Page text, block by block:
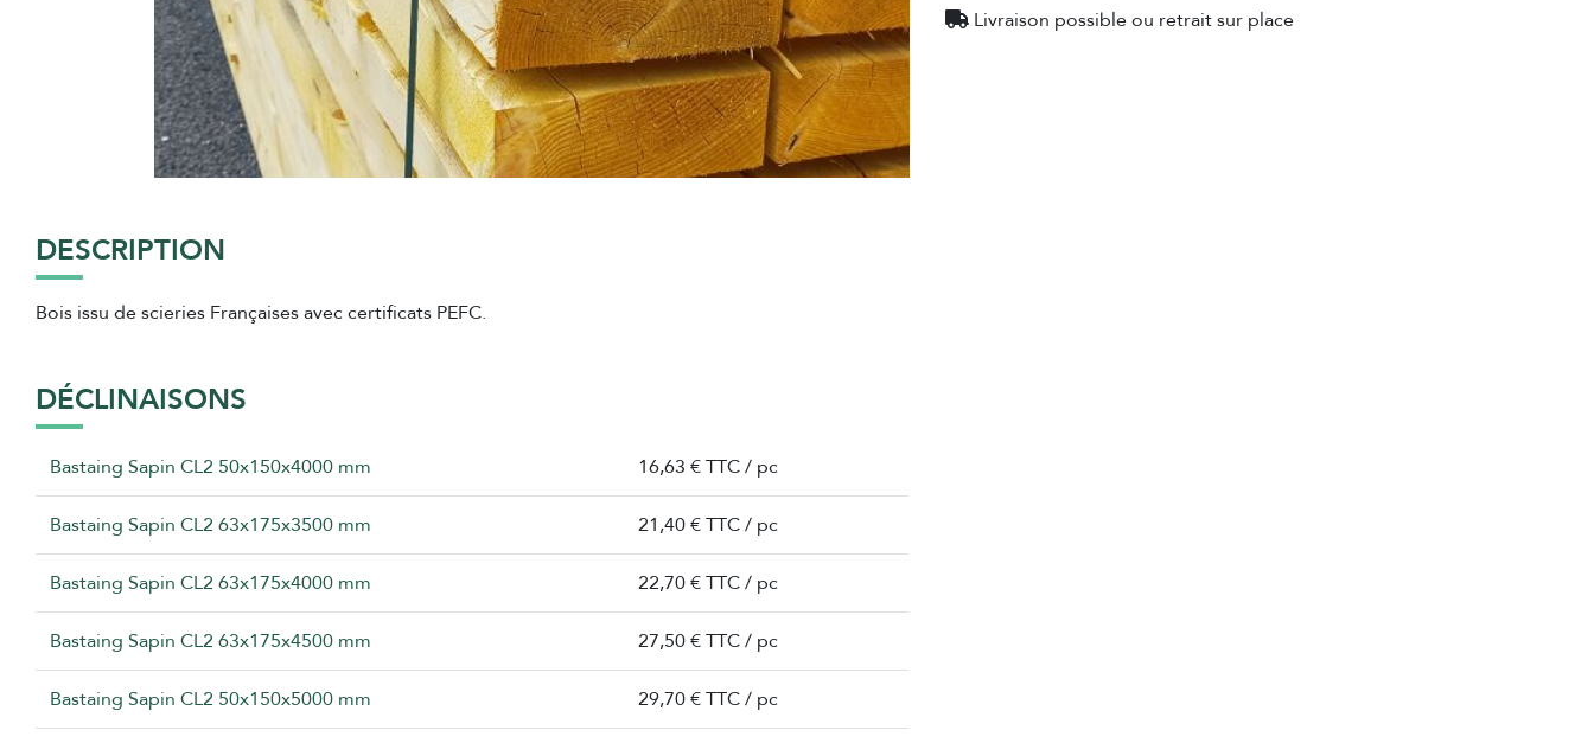
DESCRIPTION
Bois issu de scieries Françaises avec certificats PEFC.
DÉCLINAISONS
Bastaing Sapin CL2 50x150x4000 mm 16,63 € TTC / pc
Bastaing Sapin CL2 63x175x3500 mm 21,40 € TTC / pc
Bastaing Sapin CL2 63x175x4000 mm 22,70 € TTC / pc
Bastaing Sapin CL2 63x175x4500 mm 27,50 € TTC / pc
Bastaing Sapin CL2 50x150x5000 mm 29,70 € TTC / pc
Livraison possible ou retrait sur place